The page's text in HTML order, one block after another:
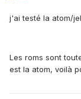
j'ai testé la atom/
Les roms sont
est la atom, voilà